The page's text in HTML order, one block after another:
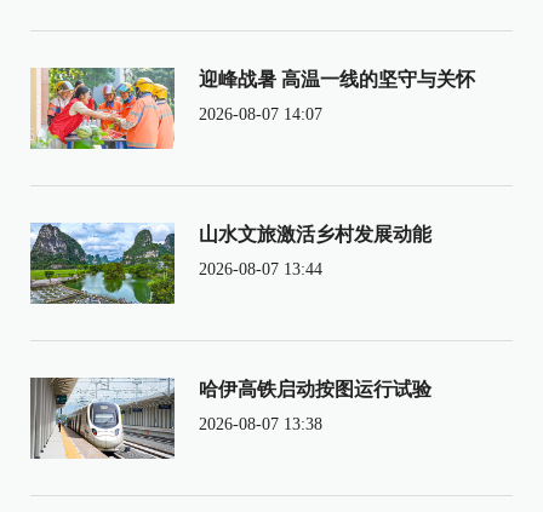
迎峰战暑 高温一线的坚守与关怀
2026-08-07 14:07
山水文旅激活乡村发展动能
2026-08-07 13:44
哈伊高铁启动按图运行试验
2026-08-07 13:38